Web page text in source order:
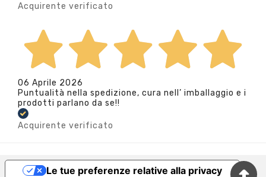
Acquirente verificato
06 Aprile 2026
Puntualità nella spedizione, cura nell’ imballaggio e i
prodotti parlano da se!!
Acquirente verificato
Le tue preferenze relative alla privacy